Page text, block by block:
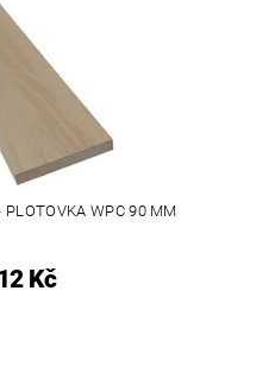
PLOTOVKA WPC 90 MM
Kč